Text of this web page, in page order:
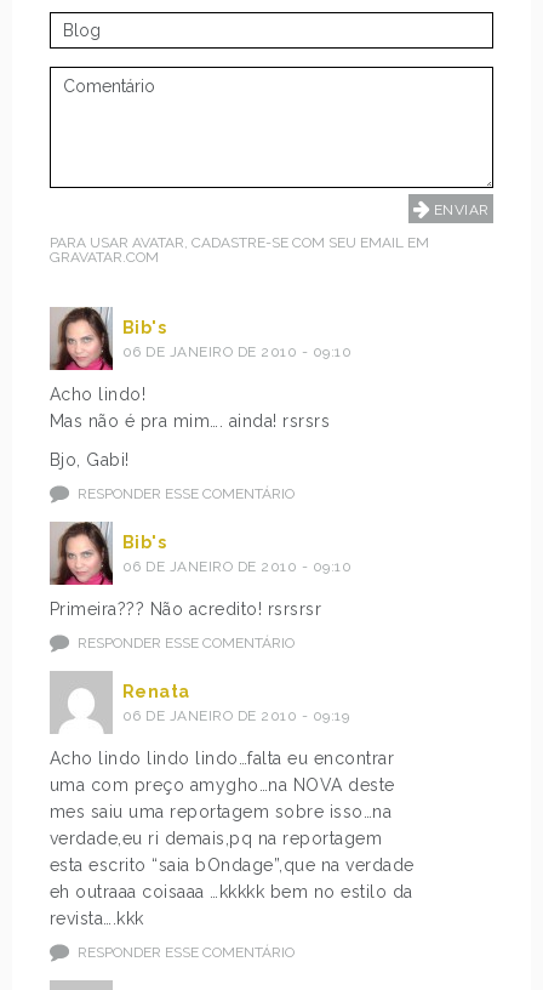
PARA USAR AVATAR, CADASTRE-SE COM SEU EMAIL EM
GRAVATAR.COM
Bib's
06 DE JANEIRO DE 2010 - 09:10
Acho lindo!
Mas não é pra mim…. ainda! rsrsrs
Bjo, Gabi!
RESPONDER ESSE COMENTÁRIO
Bib's
06 DE JANEIRO DE 2010 - 09:10
Primeira??? Não acredito! rsrsrsr
RESPONDER ESSE COMENTÁRIO
Renata
06 DE JANEIRO DE 2010 - 09:19
Acho lindo lindo lindo…falta eu encontrar
uma com preço amygho…na NOVA deste
mes saiu uma reportagem sobre isso…na
verdade,eu ri demais,pq na reportagem
esta escrito “saia bOndage”,que na verdade
eh outraaa coisaaa …kkkkk bem no estilo da
revista….kkk
RESPONDER ESSE COMENTÁRIO